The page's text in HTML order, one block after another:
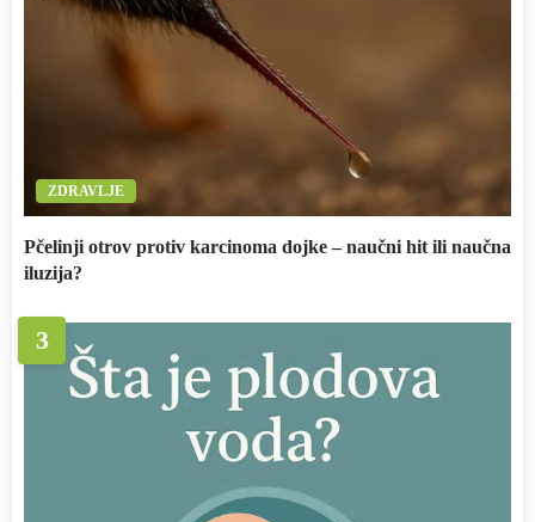
ZDRAVLJE
Pčelinji otrov protiv karcinoma dojke – naučni hit ili naučna
iluzija?
3